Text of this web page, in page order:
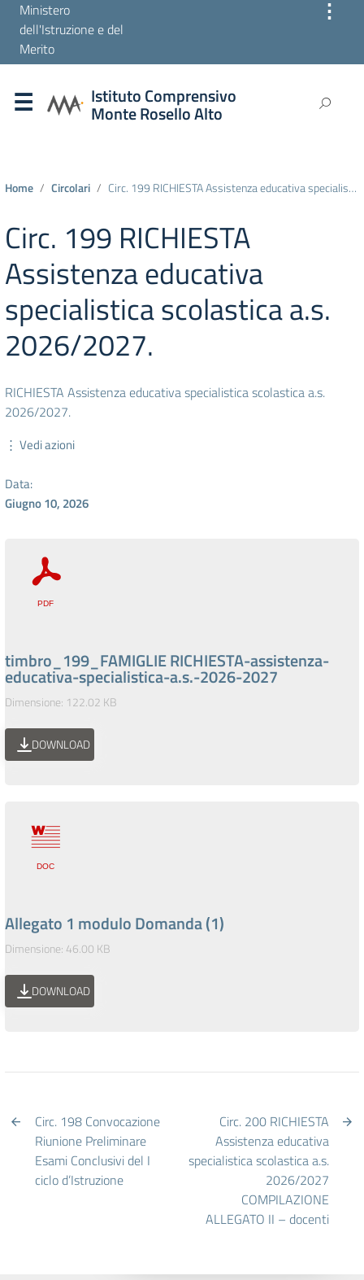
Ministero
dell'Istruzione e del
Merito
⋮
Istituto Comprensivo
Monte Rosello Alto
Home Circolari Circ. 199 RICHIESTA Assistenza educativa specialistica scolastica a.s. 2026/2027.
Circ. 199 RICHIESTA
Assistenza educativa
specialistica scolastica a.s.
2026/2027.
RICHIESTA Assistenza educativa specialistica scolastica a.s.
2026/2027.
⋮ Vedi azioni
Data:
Giugno 10, 2026
timbro_199_FAMIGLIE RICHIESTA-assistenza-
educativa-specialistica-a.s.-2026-2027
Dimensione: 122.02 KB
DOWNLOAD
Allegato 1 modulo Domanda (1)
Dimensione: 46.00 KB
DOWNLOAD
Circ. 198 Convocazione
Riunione Preliminare
Esami Conclusivi del I
ciclo d’Istruzione
Circ. 200 RICHIESTA
Assistenza educativa
specialistica scolastica a.s.
2026/2027
COMPILAZIONE
ALLEGATO II – docenti